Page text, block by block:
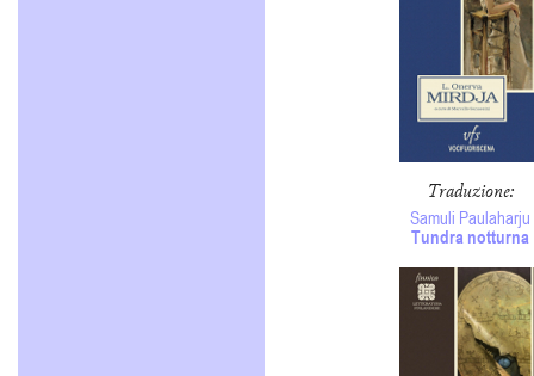
Traduzione:
Samuli Paulaharju
Tundra notturna